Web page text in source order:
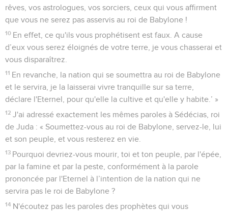
rêves, vos astrologues, vos sorciers, ceux qui vous affirment
que vous ne serez pas asservis au roi de Babylone !
10 En effet, ce qu'ils vous prophétisent est faux. A cause
d’eux vous serez éloignés de votre terre, je vous chasserai et
vous disparaîtrez.
11 En revanche, la nation qui se soumettra au roi de Babylone
et le servira, je la laisserai vivre tranquille sur sa terre,
déclare l'Eternel, pour qu'elle la cultive et qu'elle y habite.’ »
12 J'ai adressé exactement les mêmes paroles à Sédécias, roi
de Juda : « Soumettez-vous au roi de Babylone, servez-le, lui
et son peuple, et vous resterez en vie.
13 Pourquoi devriez-vous mourir, toi et ton peuple, par l'épée,
par la famine et par la peste, conformément à la parole
prononcée par l'Eternel à l’intention de la nation qui ne
servira pas le roi de Babylone ?
14 N'écoutez pas les paroles des prophètes qui vous